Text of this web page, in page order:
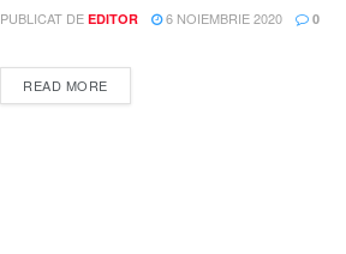
PUBLICAT DE EDITOR 6 NOIEMBRIE 2020 0
READ MOREDETAILS